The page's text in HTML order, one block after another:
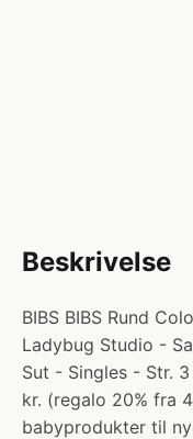
Beskrivelse
BIBS BIBS Rund
Ladybug Studio -
Sut - Singles - Str.
kr. (regalo 20% fra
babyprodukter til